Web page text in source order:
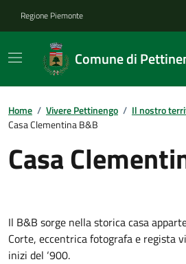
Regione Piemonte
Comune di
Home / Vivere Pettinengo / Il nostro
Casa Clementina B&B
Casa
Il B&B sorge nella storica casa
Corte, eccentrica fotografa e regista
inizi del ‘900.